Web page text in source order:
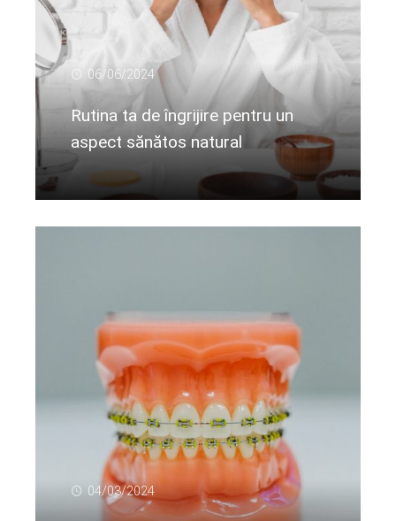
06/06/2024
Rutina ta de îngrijire pentru un
aspect sănătos natural
Citeste mai departe...
04/03/2024